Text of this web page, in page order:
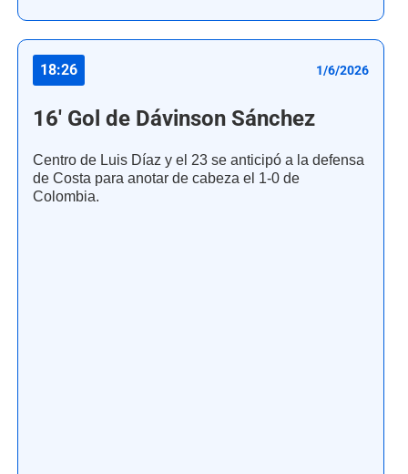
18:26 1/6/2026
16' Gol de Dávinson Sánchez
Centro de Luis Díaz y el 23 se anticipó a la defensa
de Costa para anotar de cabeza el 1-0 de
Colombia.